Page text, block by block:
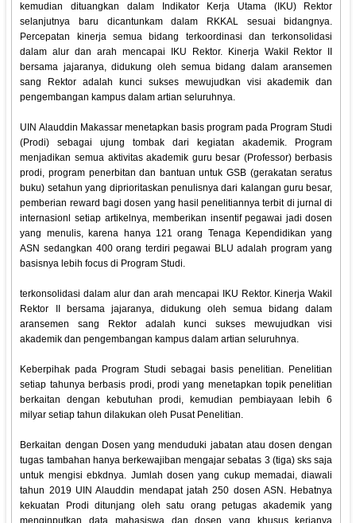
kemudian dituangkan dalam Indikator Kerja Utama (IKU) Rektor
selanjutnya baru dicantunkam dalam RKKAL sesuai bidangnya.
Percepatan kinerja semua bidang terkoordinasi dan terkonsolidasi
dalam alur dan arah mencapai IKU Rektor. Kinerja Wakil Rektor II
bersama jajaranya, didukung oleh semua bidang dalam aransemen
sang Rektor adalah kunci sukses mewujudkan visi akademik dan
pengembangan kampus dalam artian seluruhnya.
UIN Alauddin Makassar menetapkan basis program pada Program Studi
(Prodi) sebagai ujung tombak dari kegiatan akademik. Program
menjadikan semua aktivitas akademik guru besar (Professor) berbasis
prodi, program penerbitan dan bantuan untuk GSB (gerakatan seratus
buku) setahun yang diprioritaskan penulisnya dari kalangan guru besar,
pemberian reward bagi dosen yang hasil penelitiannya terbit di jurnal di
internasionl setiap artikelnya, memberikan insentif pegawai jadi dosen
yang menulis, karena hanya 121 orang Tenaga Kependidikan yang
ASN sedangkan 400 orang terdiri pegawai BLU adalah program yang
basisnya lebih focus di Program Studi.
terkonsolidasi dalam alur dan arah mencapai IKU Rektor. Kinerja Wakil
Rektor II bersama jajaranya, didukung oleh semua bidang dalam
aransemen sang Rektor adalah kunci sukses mewujudkan visi
akademik dan pengembangan kampus dalam artian seluruhnya.
Keberpihak pada Program Studi sebagai basis penelitian. Penelitian
setiap tahunya berbasis prodi, prodi yang menetapkan topik penelitian
berkaitan dengan kebutuhan prodi, kemudian pembiayaan lebih 6
milyar setiap tahun dilakukan oleh Pusat Penelitian.
Berkaitan dengan Dosen yang menduduki jabatan atau dosen dengan
tugas tambahan hanya berkewajiban mengajar sebatas 3 (tiga) sks saja
untuk mengisi ebkdnya. Jumlah dosen yang cukup memadai, diawali
tahun 2019 UIN Alauddin mendapat jatah 250 dosen ASN. Hebatnya
kekuatan Prodi ditunjang oleh satu orang petugas akademik yang
menginputkan data mahasiswa dan dosen yang khusus kerjanya